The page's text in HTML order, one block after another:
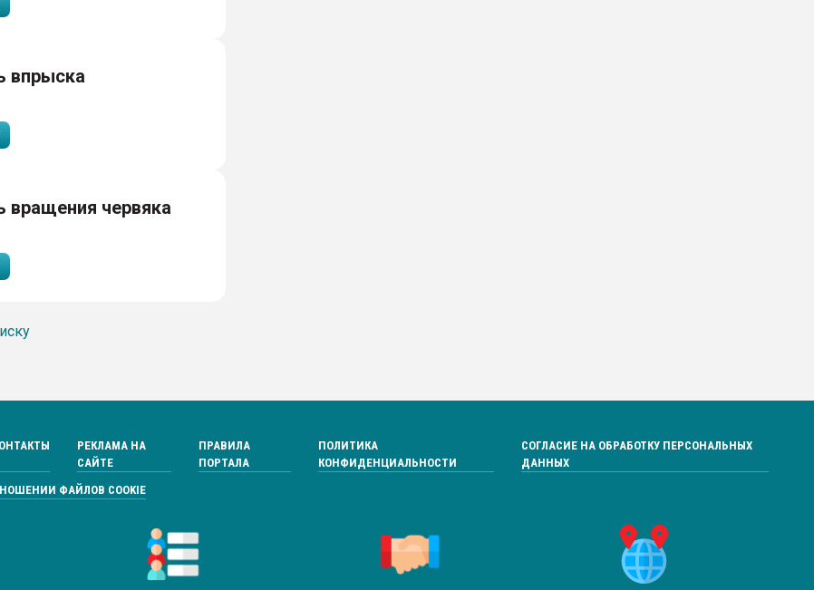
впрыска
вращения червяка
РЕКЛАМА НА
САЙТЕ
ПРАВИЛА
ПОРТАЛА
ПОЛИТИКА
КОНФИДЕНЦИАЛЬНОСТИ
СОГЛАСИЕ НА ОБРАБОТКУ ПЕРСОНАЛЬНЫХ
ДАННЫХ
ФАЙЛОВ COOKIE